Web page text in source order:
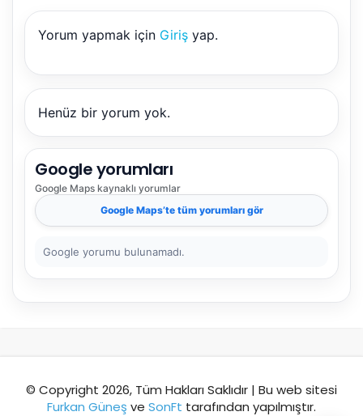
Yorum yapmak için Giriş yap.
Henüz bir yorum yok.
Google yorumları
Google Maps kaynaklı yorumlar
Google Maps’te tüm yorumları gör
Google yorumu bulunamadı.
© Copyright 2026, Tüm Hakları Saklıdır | Bu web sitesi
Furkan Güneş ve SonFt tarafından yapılmıştır.
NBY Akıllı Asistan
önerir.
Şehir / ilçe
⭐ Popüler ✨ İlk kez gelen
🚶 Yürüyüş